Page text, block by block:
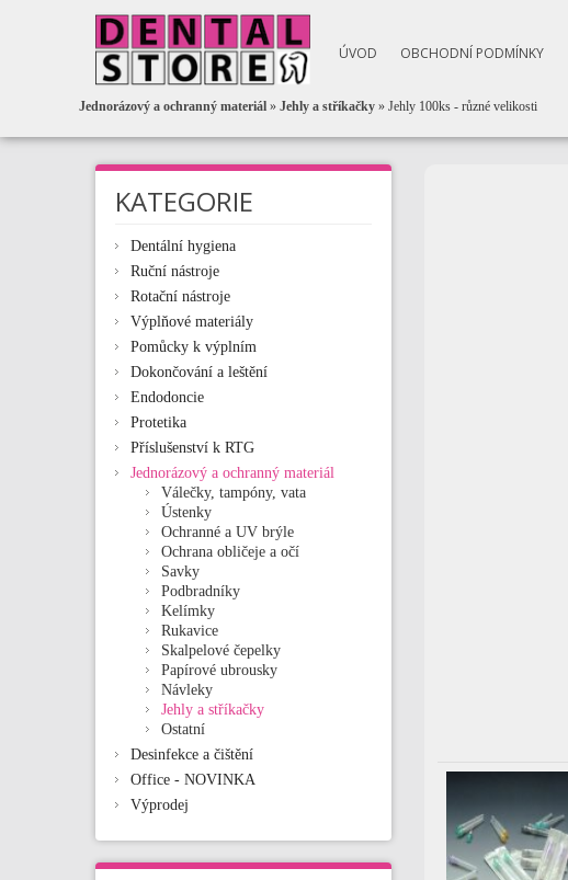
ÚVOD OBCHODNÍ PODMÍNKY
Jednorázový a ochranný materiál » Jehly a stříkačky » Jehly 100ks - různé velikosti
KATEGORIE
Dentální hygiena
Ruční nástroje
Rotační nástroje
Výplňové materiály
Pomůcky k výplním
Dokončování a leštění
Endodoncie
Protetika
Příslušenství k RTG
Jednorázový a ochranný materiál
Válečky, tampóny, vata
Ústenky
Ochranné a UV brýle
Ochrana obličeje a očí
Savky
Podbradníky
Kelímky
Rukavice
Skalpelové čepelky
Papírové ubrousky
Návleky
Jehly a stříkačky
Ostatní
Desinfekce a čištění
Office - NOVINKA
Výprodej